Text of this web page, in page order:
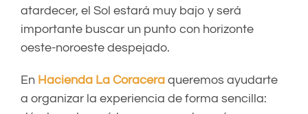
atardecer, el Sol estará muy bajo y será
importante buscar un punto con horizonte
oeste-noroeste despejado.
En Hacienda La Coracera queremos ayudarte
a organizar la experiencia de forma sencilla: